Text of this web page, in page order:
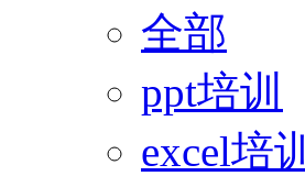
全部
ppt培训
excel培训